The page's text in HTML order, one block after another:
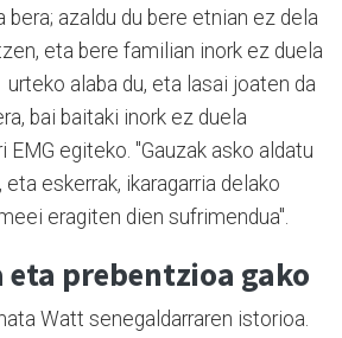
bera; azaldu du bere etnian ez dela
eta bere familian inork ez duela
urteko alaba du, eta lasai joaten da
bai baitaki inork ez duela
EMG egiteko. "Gauzak asko aldatu
eskerrak, ikaragarria delako
eragiten dien sufrimendua".
prebentzioa gako
Watt senegaldarraren istorioa.